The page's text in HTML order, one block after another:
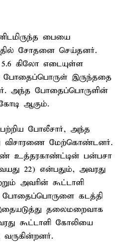
பையை
சோதனை செய்தனர்.
கிலோ எடையுள்ள
போதைப்பொருள் இருந்ததை
அந்த போதைப்பொருளின்
ஆகும்.
போலீசார், அந்த
மேற்கொண்டனர்.
உத்தரகாண்ட்டின் பன்பசா
22) என்பதும், அவரது
அவரின் கூட்டாளி
போதைப்பொருளை கடத்தி
தலைமறைவாக
கூட்டாளி கோலியை